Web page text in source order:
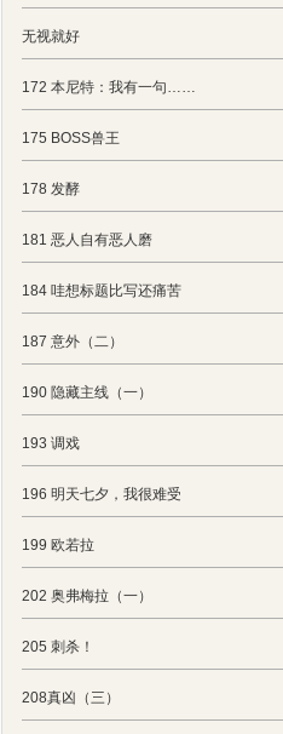
无视就好
172 本尼特：我有一句……
175 BOSS兽王
178 发酵
181 恶人自有恶人磨
184 哇想标题比写还痛苦
187 意外（二）
190 隐藏主线（一）
193 调戏
196 明天七夕，我很难受
199 欧若拉
202 奥弗梅拉（一）
205 刺杀！
208真凶（三）